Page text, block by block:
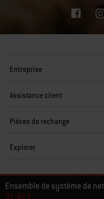
31,49 €
© 2026 Weber. Tous droits réservés.